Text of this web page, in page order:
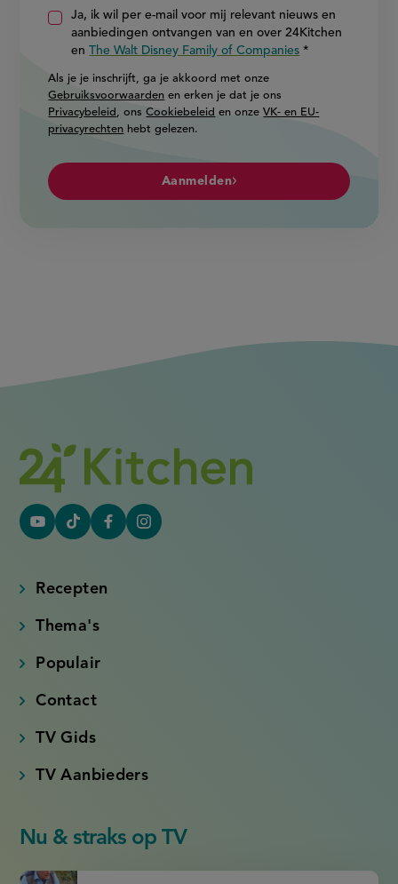
Ja, ik wil per e-mail voor mij relevant nieuws en
aanbiedingen ontvangen van en over 24Kitchen
enThe Walt Disney Family of Companies
Als je je inschrijft, ga je akkoord met onze
Gebruiksvoorwaarden en erken je dat je ons
Privacybeleid , onsCookiebeleid en onzeVK- en EU-
privacyrechten hebt gelezen.
Aanmelden
YouTube
link)
Tiktok
link)
FacebookInstagram
Recepten
Thema's
Populair
Contact
TV Gids
TV Aanbieders
Nu & straks op TV